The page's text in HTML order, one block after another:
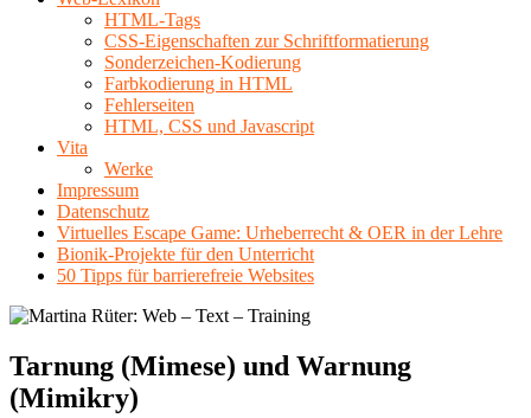
HTML-Tags
CSS-Eigenschaften zur Schriftformatierung
Sonderzeichen-Kodierung
Farbkodierung in HTML
Fehlerseiten
HTML, CSS und Javascript
Vita
Werke
Impressum
Datenschutz
Virtuelles Escape Game: Urheberrecht & OER in der Lehre
Bionik-Projekte für den Unterricht
50 Tipps für barrierefreie Websites
Tarnung (Mimese) und Warnung
(Mimikry)